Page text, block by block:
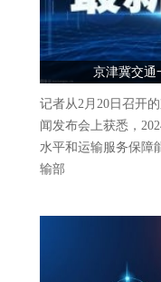
京津冀交通
记者从2月20日召开
闻发布会上获悉，
水平和运输服务保障
输部